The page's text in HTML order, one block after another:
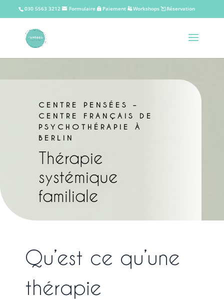
030 5563 3212 Formulaire Paiement Workshops Réservation
CENTRE PENSÉES –
CENTRE FRANÇAIS DE
PSYCHOTHÉRAPIE À
BERLIN
Thérapie
systémique
familiale
Qu’est ce qu’une
thérapie